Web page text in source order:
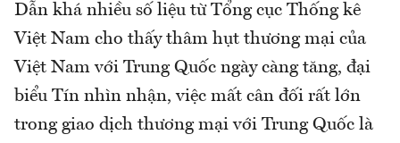
Dẫn khá nhiều số liệu từ Tổng cục Thống kê
Việt Nam cho thấy thâm hụt thương mại của
Việt Nam với Trung Quốc ngày càng tăng, đại
biểu Tín nhìn nhận, việc mất cân đối rất lớn
trong giao dịch thương mại với Trung Quốc là